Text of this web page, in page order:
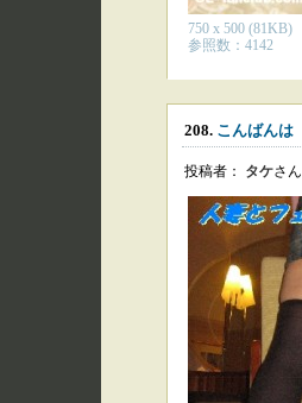
750 x 500 (81KB)
参照数：4142
208. こんばんは
投稿者： タケさん